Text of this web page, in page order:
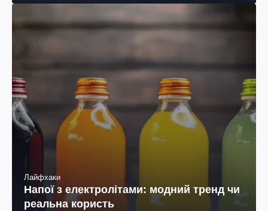
Лайфхаки
Напої з електролітами: модний тренд чи
реальна користь